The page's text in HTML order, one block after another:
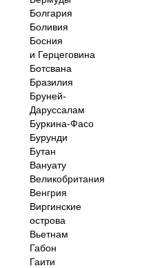
Болгария
Боливия
Босния
и Герцеговина
Ботсвана
Бразилия
Бруней-
Даруссалам
Буркина-Фасо
Бурунди
Бутан
Вануату
Великобритания
Венгрия
Виргинские
острова
Вьетнам
Габон
Гаити